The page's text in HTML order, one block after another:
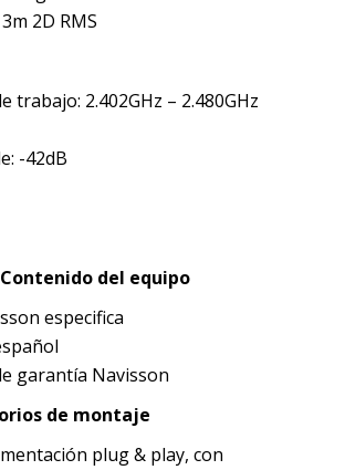
2D RMS
trabajo: 2.402GHz – 2.480GHz
-42dB
Contenido del equipo
especifica
garantía Navisson
de montaje
plug & play, con